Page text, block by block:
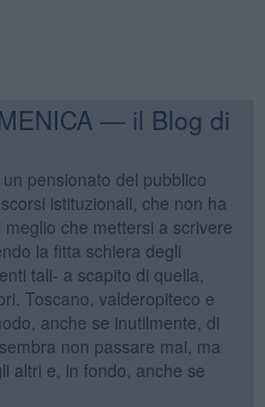
— il Blog di
pensionato del pubblico
istituzionali, che non ha
che mettersi a scrivere
la fitta schiera degli
tali- a scapito di quella,
Toscano, valderopiteco e
anche se inutilmente, di
non passare mai, ma
altri e, in fondo, anche se